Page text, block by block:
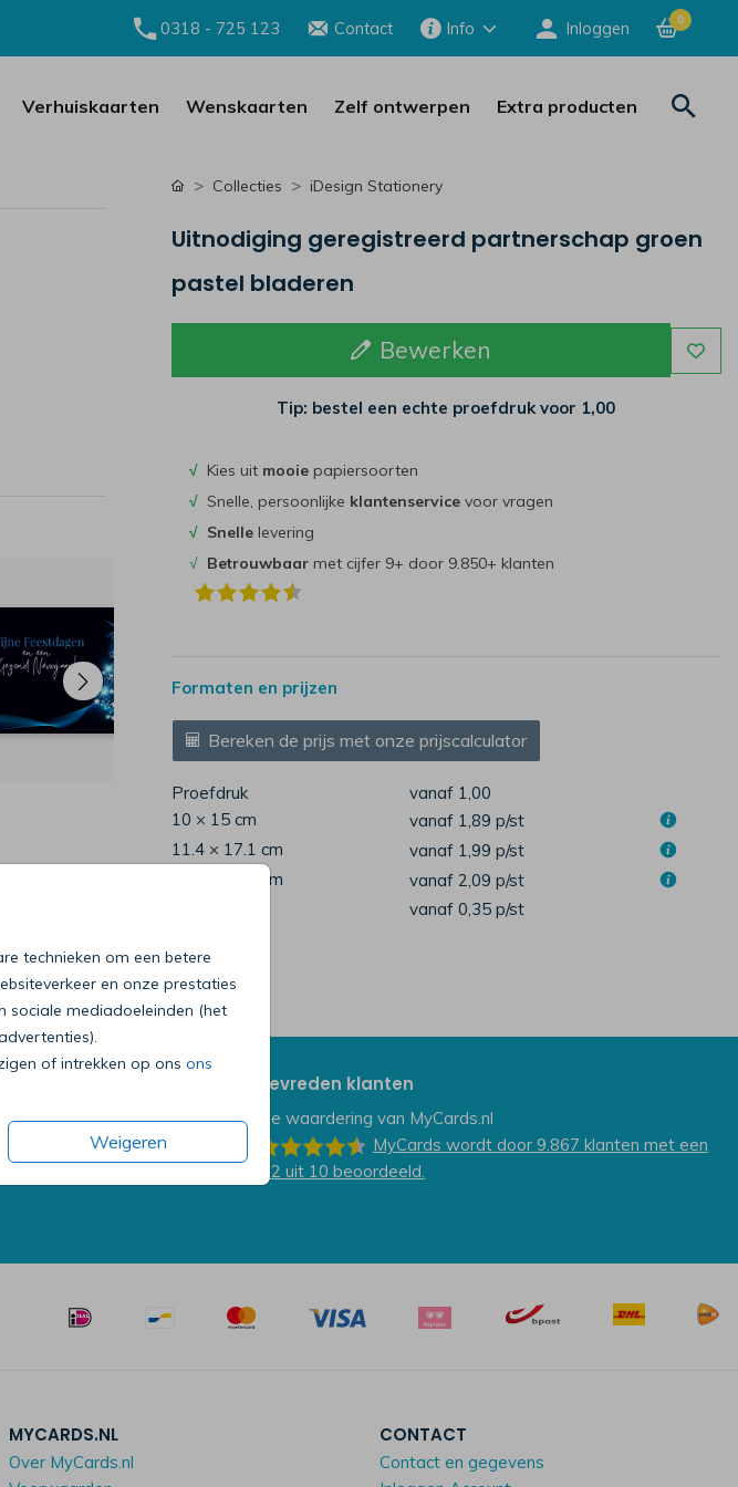
0318 - 725 123 Contact Info Inloggen 0
Verhuiskaarten Wenskaarten Zelf ontwerpen Extra producten
technieken om een betere
en onze prestaties
sociale mediadoeleinden (het
of intrekken op ons ons
Weigeren
Collecties iDesign Stationery
Uitnodiging geregistreerd partnerschap groen
pastel bladeren
Bewerken
Tip: bestel een echte proefdruk voor 1,00
√Kies uit mooie papiersoorten
√Snelle, persoonlijke klantenservicevoor vragen
√ Snellelevering
√ Betrouwbaarmet cijfer 9+ door 9.850+ klanten
Formaten en prijzen
Bereken de prijs met onze prijscalculator
Proefdruk
vanaf 1,00
10 × 15 cm
vanaf 1,89 p/st
11.4 × 17.1 cm
vanaf 1,99 p/st
14.4 × 21.6 cm
vanaf 2,09 p/st
vanaf 0,35 p/st
uur
Tevreden klanten
De waardering van MyCards.nl
MyCards wordt door 9.867 klanten met een
9.2 uit 10 beoordeeld.
MYCARDS.NL
Over MyCards.nl
CONTACT
Contact en gegevens